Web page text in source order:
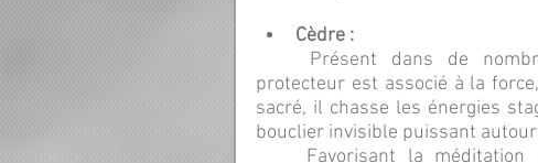
Cèdre :
protecteur est associé à la
sacré, il chasse les énergies
bouclier invisible puissant